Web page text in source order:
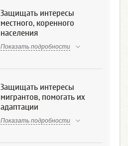
Защищать интересы
местного, коренного
населения
Показать подробности
Защищать интересы
мигрантов, помогать их
адаптации
Показать подробности